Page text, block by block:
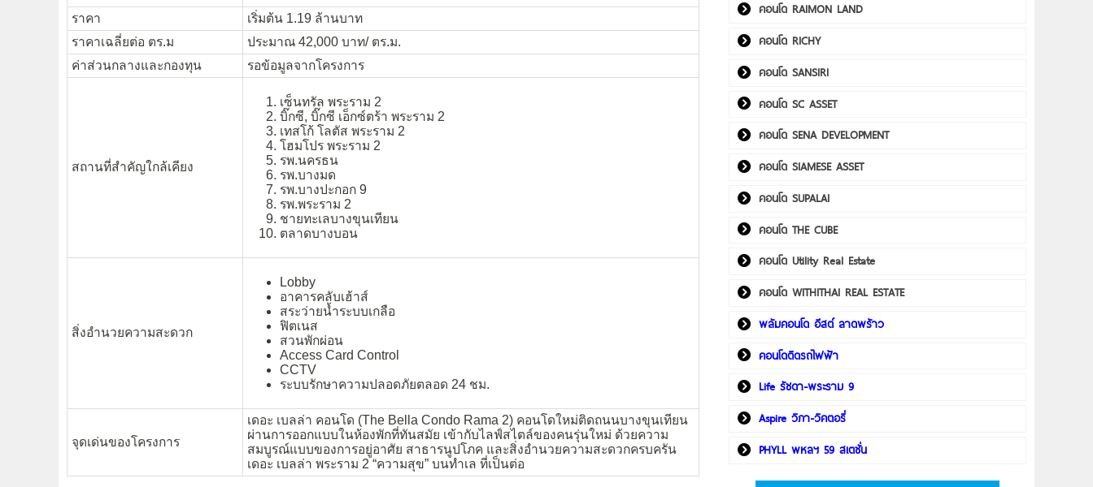
ราคา
เริ่มต้น 1.19 ล้านบาท
ราคาเฉลี่ยต่อ ตร.ม
ประมาณ 42,000 บาท/ ตร.ม.
ค่าส่วนกลางและกองทุน
รอข้อมูลจากโครงการ
สถานที่สำคัญใกล้เคียง
เซ็นทรัล พระราม 2
บิ๊กซี, บิ๊กซี เอ็กซ์ตร้า พระราม 2
เทสโก้ โลตัส พระราม 2
โฮมโปร พระราม 2
รพ.นครธน
รพ.บางมด
รพ.บางปะกอก 9
รพ.พระราม 2
ชายทะเลบางขุนเทียน
ตลาดบางบอน
สิ่งอำนวยความสะดวก
Lobby
อาคารคลับเฮ้าส์
สระว่ายน้ำระบบเกลือ
ฟิตเนส
สวนพักผ่อน
Access Card Control
CCTV
ระบบรักษาความปลอดภัยตลอด 24 ชม.
จุดเด่นของโครงการ
เดอะ เบลล่า คอนโด (The Bella Condo Rama 2) คอนโดใหม่ติดถนนบางขุนเทียน
ผ่านการออกแบบในห้องพักที่ทันสมัย เข้ากับไลฟ์สไตล์ของคนรุ่นใหม่ ด้วยความ
สมบูรณ์แบบของการอยู่อาศัย สาธารนูปโภค และสิ่งอำนวยความสะดวกครบครัน
เดอะ เบลล่า พระราม 2 “ความสุข” บนทำเล ที่เป็นต่อ
คอนโด RAIMON LAND
คอนโด RICHY
คอนโด SANSIRI
คอนโด SC ASSET
คอนโด SENA DEVELOPMENT
คอนโด SIAMESE ASSET
คอนโด SUPALAI
คอนโด THE CUBE
คอนโด Utility Real Estate
คอนโด WITHITHAI REAL ESTATE
พลัมคอนโด อีสต์ ลาดพร้าว
คอนโดติดรถไฟฟ้า
Life รัชดา-พระราม 9
Aspire วิภา-วิคตอรี่
PHYLL พหลฯ 59 สเตชั่น